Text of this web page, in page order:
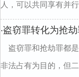
人，可以共同享有并
·盗窃罪转化为抢
盗窃罪和抢劫罪都
非法占有为目的，但